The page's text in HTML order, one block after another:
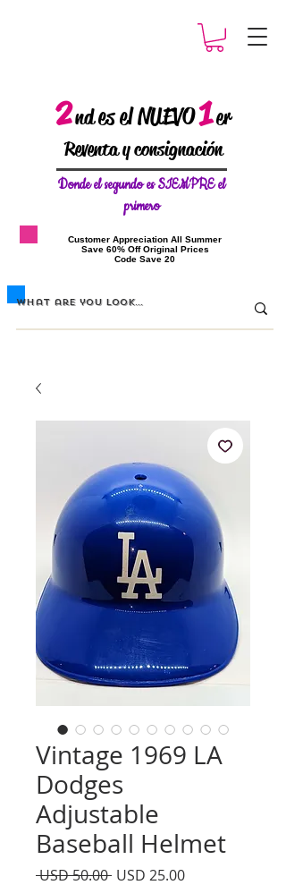
2ndes el NUEVO1er
Reventa y consignación
Donde elsegundo es SIEMPRE el
primero
​Customer Appreciation All Summer
​Save 60% Off Original Prices
​Code Save 20
Vintage 1969 LA
Dodges
Adjustable
Baseball Helmet
USD 50.00 Precio
USD 25.00Precio